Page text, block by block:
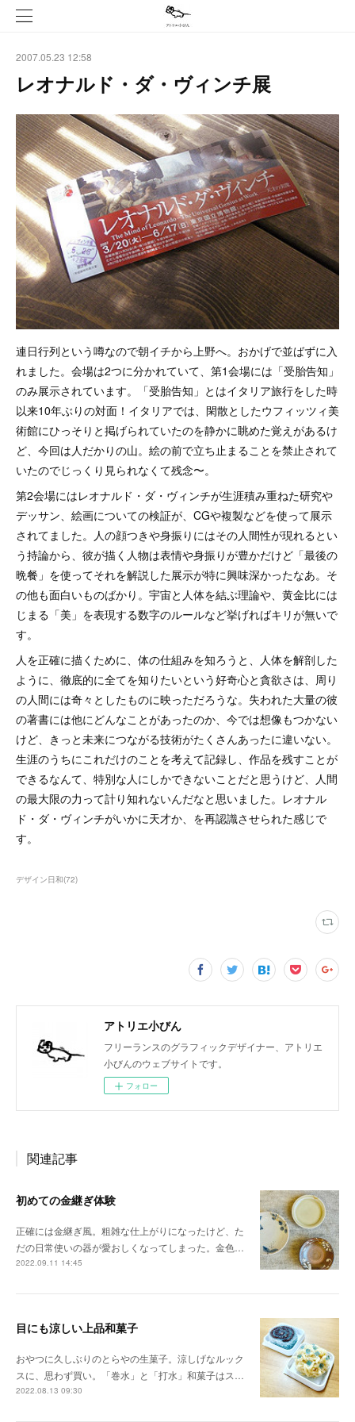
2007.05.23 12:58
レオナルド・ダ・ヴィンチ展
連日行列という噂なので朝イチから上野へ。おかげで並ばずに入
れました。会場は2つに分かれていて、第1会場には「受胎告知」
のみ展示されています。「受胎告知」とはイタリア旅行をした時
以来10年ぶりの対面！イタリアでは、閑散としたウフィッツィ美
術館にひっそりと掲げられていたのを静かに眺めた覚えがあるけ
ど、今回は人だかりの山。絵の前で立ち止まることを禁止されて
いたのでじっくり見られなくて残念〜。
第2会場にはレオナルド・ダ・ヴィンチが生涯積み重ねた研究や
デッサン、絵画についての検証が、CGや複製などを使って展示
されてました。人の顔つきや身振りにはその人間性が現れるとい
う持論から、彼が描く人物は表情や身振りが豊かだけど「最後の
晩餐」を使ってそれを解説した展示が特に興味深かったなあ。そ
の他も面白いものばかり。宇宙と人体を結ぶ理論や、黄金比には
じまる「美」を表現する数字のルールなど挙げればキリが無いで
す。
人を正確に描くために、体の仕組みを知ろうと、人体を解剖した
ように、徹底的に全てを知りたいという好奇心と貪欲さは、周り
の人間には奇々としたものに映っただろうな。失われた大量の彼
の著書には他にどんなことがあったのか、今では想像もつかない
けど、きっと未来につながる技術がたくさんあったに違いない。
生涯のうちにこれだけのことを考えて記録し、作品を残すことが
できるなんて、特別な人にしかできないことだと思うけど、人間
の最大限の力って計り知れないんだなと思いました。レオナル
ド・ダ・ヴィンチがいかに天才か、を再認識させられた感じで
す。
デザイン日和(72)
アトリエ小びん
フリーランスのグラフィックデザイナー、アトリエ
小びんのウェブサイトです。
フォロー
関連記事
初めての金継ぎ体験
正確には金継ぎ風。粗雑な仕上がりになったけど、た
だの日常使いの器が愛おしくなってしまった。金色…
2022.09.11 14:45
目にも涼しい上品和菓子
おやつに久しぶりのとらやの生菓子。涼しげなルック
スに、思わず買い。「巻水」と「打水」和菓子はス…
2022.08.13 09:30